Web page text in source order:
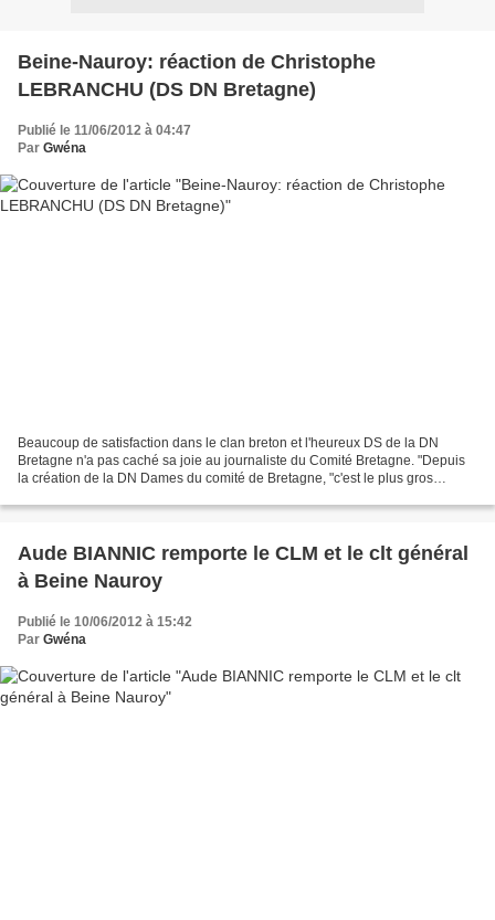
Beine-Nauroy: réaction de Christophe
LEBRANCHU (DS DN Bretagne)
Publié le 11/06/2012 à 04:47
Par Gwéna
Beaucoup de satisfaction dans le clan breton et l'heureux DS de la DN
Bretagne n'a pas caché sa joie au journaliste du Comité Bretagne. "Depuis
la création de la DN Dames du comité de Bretagne, "c'est le plus gros
Aude BIANNIC remporte le CLM et le clt général
à Beine Nauroy
Publié le 10/06/2012 à 15:42
Par Gwéna